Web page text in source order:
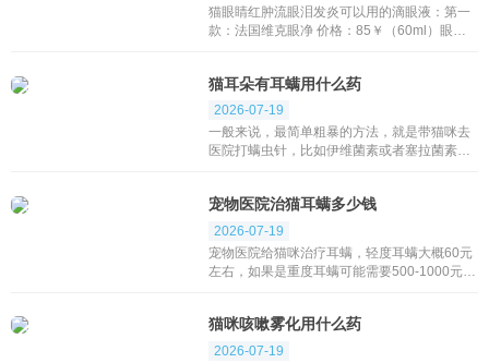
猫眼睛红肿流眼泪发炎可以用的滴眼液：第一
款：法国维克眼净 价格：85￥（60ml）眼净
和泪液pH值接近，比较温...
猫耳朵有耳螨用什么药
2026-07-19
一般来说，最简单粗暴的方法，就是带猫咪去
医院打螨虫针，比如伊维菌素或者塞拉菌素，
意见，他们一...
宠物医院治猫耳螨多少钱
2026-07-19
宠物医院给猫咪治疗耳螨，轻度耳螨大概60元
左右，如果是重度耳螨可能需要500-1000元左
怎么办...
猫咪咳嗽雾化用什么药
2026-07-19